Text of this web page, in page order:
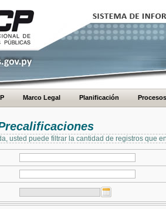
Marco Legal Planificación Procesos
usted puede filtrar la cantidad de registros que